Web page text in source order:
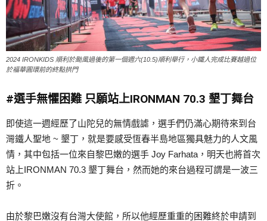
2024 IRONKIDS 順利於颱風過後的第一個週六(10.5)順利舉行，小鐵人完成比賽越過位
於福華圓環前的終點拱門
#選手無懼困難 只願站上IRONMAN 70.3 墾丁舞台
即使這一週經歷了山陀兒的無情戲謔，選手們仍滿心期待來到台
灣鐵人聖地 ~ 墾丁，就是要感受恆春半島地區獨具魅力的人文風
情，其中包括一位來自黎巴嫩的選手 Joy Farhata，明天也將首次
站上IRONMAN 70.3 墾丁舞台，然而她的來台過程可謂是一波三
折。
由於黎巴嫩沒有台灣大使館，所以他經歷重重的困難終於申請到